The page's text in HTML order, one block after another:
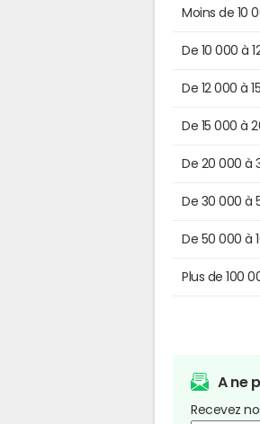
Moins de 10
De 10 000 à
De 12 000 à
De 15 000 à
De 20 000 à
De 30 000 à
De 50 000 à
Plus de 100
A ne
Recevez